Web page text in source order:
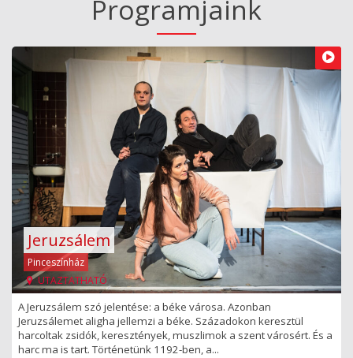
Programjaink
Jeruzsálem
Pinceszínház
UTAZTATHATÓ
A Jeruzsálem szó jelentése: a béke városa. Azonban
Jeruzsálemet aligha jellemzi a béke. Századokon keresztül
harcoltak zsidók, keresztények, muszlimok a szent városért. És a
harc ma is tart. Történetünk 1192-ben, a...